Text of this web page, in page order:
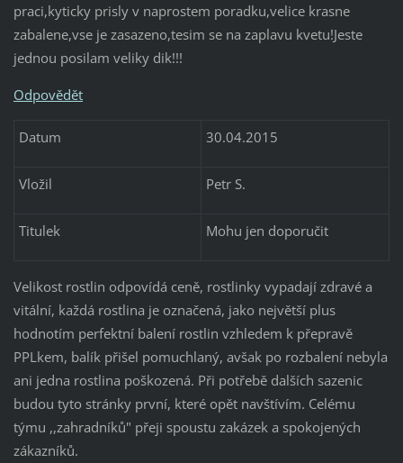
praci,kyticky prisly v naprostem poradku,velice krasne
zabalene,vse je zasazeno,tesim se na zaplavu kvetu!Jeste
jednou posilam veliky dik!!!
Odpovědět
Datum 30.04.2015
Vložil Petr S.
Titulek Mohu jen doporučit
Velikost rostlin odpovídá ceně, rostlinky vypadají zdravé a
vitální, každá rostlina je označená, jako největší plus
hodnotím perfektní balení rostlin vzhledem k přepravě
PPLkem, balík přišel pomuchlaný, avšak po rozbalení nebyla
ani jedna rostlina poškozená. Při potřebě dalších sazenic
budou tyto stránky první, které opět navštívím. Celému
týmu ,,zahradníků" přeji spoustu zakázek a spokojených
zákazníků.